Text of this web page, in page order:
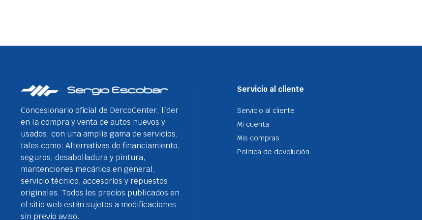
Concesionario oficial de DercoCenter, líder
en la compra y venta de autos nuevos y
usados, con una amplia gama de servicios,
tales como: Alternativas de financiamiento,
seguros, desabolladura y pintura,
mantenciones mecánica en general,
servicio técnico, accesorios y repuestos
originales. Todos los precios publicados en
el sitio web están sujetos a modificaciones
sin previo aviso.
Servicio al cliente
Servicio al cliente
Mi cuenta
Mis compras
Politica de devolución